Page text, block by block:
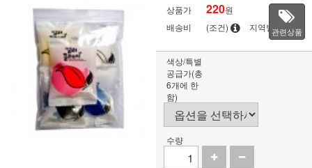
상품가 220원
배송비
(조건) 지역별관련상품
색상/특별
공급가(총
6개에 한
함)
수량